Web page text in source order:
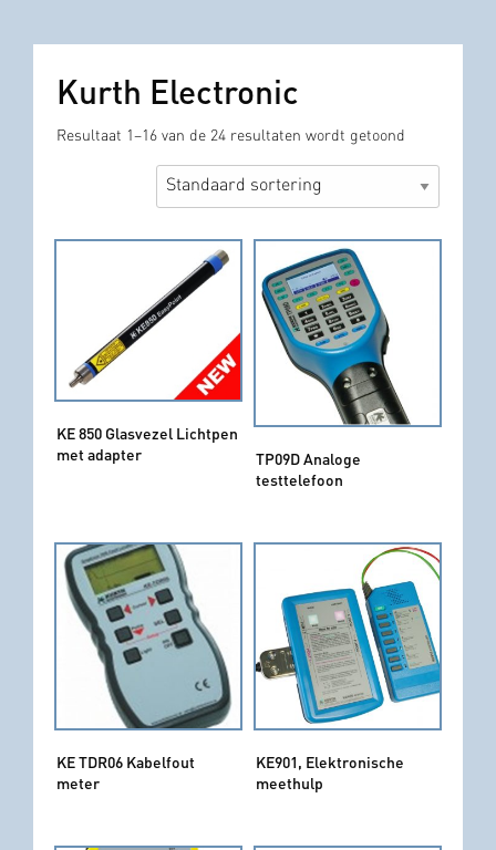
Kurth Electronic
Resultaat 1–16 van de 24 resultaten wordt getoond
KE 850 Glasvezel Lichtpen
met adapter
TP09D Analoge
testtelefoon
KE TDR06 Kabelfout
meter
KE901, Elektronische
meethulp